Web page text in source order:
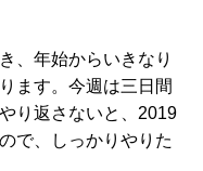
、年始からいきなり
ます。今週は三日間
り返さないと、2019
で、しっかりやりた